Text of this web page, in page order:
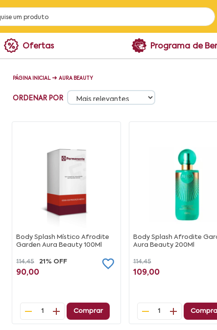
Ofertas Programa de
PÁGINA INICIAL ➜ AURA BEAUTY
ORDENAR POR
Body Splash Místico Afrodite
Garden Aura Beauty 100Ml
114,45 21% OFF
90,00
1 Comprar
Body Splash Afrodite
Aura Beauty 200Ml
114,45
109,00
1